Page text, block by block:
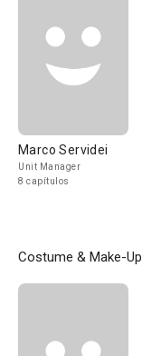
Marco Servidei
Unit Manager
8 capítulos
Costume & Make-Up